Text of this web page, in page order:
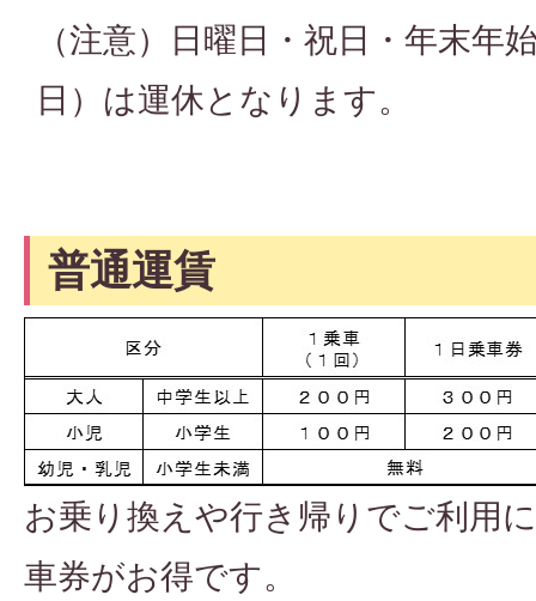
（注意）日曜日・祝日・年末年
日）は運休となります。
普通運賃
お乗り換えや行き帰りでご利用
車券がお得です。